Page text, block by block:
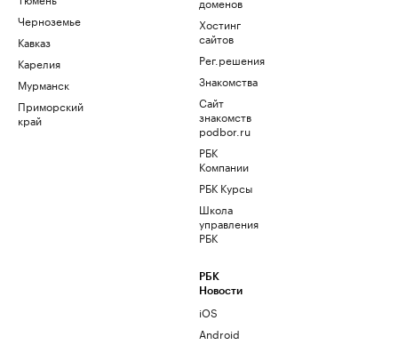
Черноземье
Кавказ
Карелия
Мурманск
Приморский
край
Хостинг
сайтов
Рег.решения
Знакомства
Сайт
знакомств
podbor.ru
РБК
Компании
РБК Курсы
Школа
управления
РБК
РБК
Новости
iOS
Android